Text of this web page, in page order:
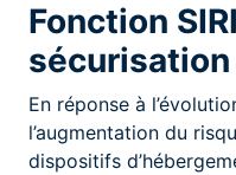
Fonction
sécurisation
En réponse à
l’augmentation du
dispositifs